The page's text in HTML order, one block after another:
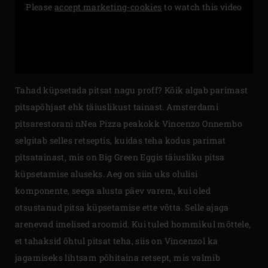
Pleaseaccept marketing-cookies to watch this video
Tahad küpsetada pitsat nagu proff? Kõik algab parimast
pitsapõhjast ehk täiuslikust tainast. Amsterdami
pitsarestorani nNea Pizza peakokk Vincenzo Onnembo
selgitab selles retseptis, kuidas teha kodus parimat
pitsatainast, mis on Big Green Eggis täiusliku pitsa
küpsetamise aluseks. Aeg on siin uks olulisi
komponente, seega alusta päev varem, kui oled
otsustanud pitsa küpsetamise ette võtta. Selle ajaga
arenevad imelised aroomid. Kui tuled hommikul mõttele,
et tahaksid õhtul pitsat teha, siis on Vincenzol ka
jagamiseks lihtsam põhitaina retsept, mis valmib